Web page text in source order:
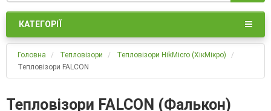
КАТЕГОРІЇ
Головна Тепловізори
Тепловізори HikMicro (ХікМікро)
Тепловізори FALCON
Тепловізори FALCON (Фалькон)